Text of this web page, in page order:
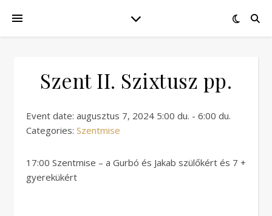
Szent II. Szixtusz pp.
Event date: augusztus 7, 2024 5:00 du. - 6:00 du.
Categories: Szentmise
17:00 Szentmise – a Gurbó és Jakab szülőkért és 7 +
gyerekükért